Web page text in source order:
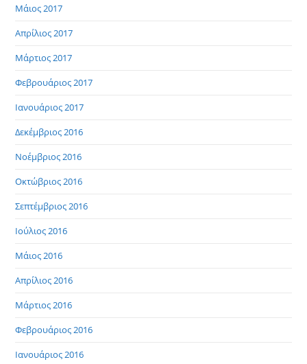
Μάιος 2017
Απρίλιος 2017
Μάρτιος 2017
Φεβρουάριος 2017
Ιανουάριος 2017
Δεκέμβριος 2016
Νοέμβριος 2016
Οκτώβριος 2016
Σεπτέμβριος 2016
Ιούλιος 2016
Μάιος 2016
Απρίλιος 2016
Μάρτιος 2016
Φεβρουάριος 2016
Ιανουάριος 2016